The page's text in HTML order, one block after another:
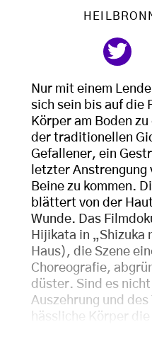
Nur mit einem
sich sein bis auf die
Körper am Boden
der traditionellen
Gefallener, ein
letzter
Beine zu kommen.
blättert von der
Wunde. Das
Hijikata in „Shizuka
Haus), die Szene
Choreografie,
düster. Sind es
Auszehrung und
hässliche Körper die